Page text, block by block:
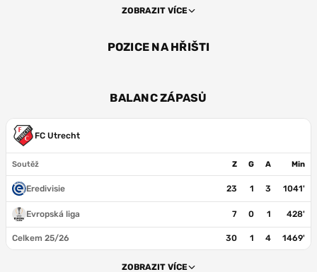
ZOBRAZIT VÍCE
POZICE NA HŘIŠTI
BALANC ZÁPASŮ
FC Utrecht
Soutěž Z G A Min
Eredivisie 23 1 3 1041'
Evropská liga 7 0 1 428'
Celkem 25/26 30 1 4 1469'
ZOBRAZIT VÍCE